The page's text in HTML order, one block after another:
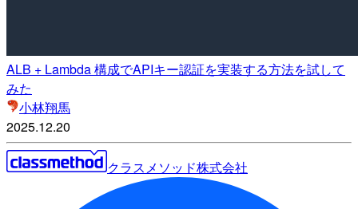
ALB + Lambda 構成でAPIキー認証を実装する方法を試して
みた
小林翔馬
2025.12.20
クラスメソッド株式会社